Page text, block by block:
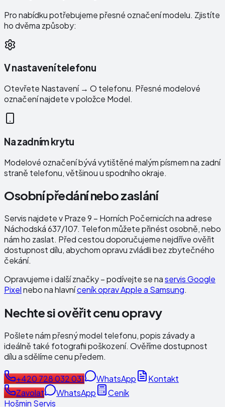
Pro nabídku potřebujeme přesné označení modelu. Zjistíte
ho dvěma způsoby:
V nastavení telefonu
Otevřete Nastavení → O telefonu. Přesné modelové
označení najdete v položce Model.
Na zadním krytu
Modelové označení bývá vytištěné malým písmem na zadní
straně telefonu, většinou u spodního okraje.
Osobní předání nebo zaslání
Servis najdete v Praze 9 – Horních Počernicích na adrese
Náchodská 637/107. Telefon můžete přinést osobně, nebo
nám ho zaslat. Před cestou doporučujeme nejdříve ověřit
dostupnost dílu, abychom opravu zvládli bez zbytečného
čekání.
Opravujeme i další značky – podívejte se naservis Google
Pixelnebo na hlavníceník oprav Apple a Samsung.
Nechte si ověřit cenu opravy
Pošlete nám přesný model telefonu, popis závady a
ideálně také fotografii poškození. Ověříme dostupnost
dílu a sdělíme cenu předem.
+420 728 032 031 WhatsApp
Kontakt
Zavolat
WhatsApp
Ceník
Hošmin Servis